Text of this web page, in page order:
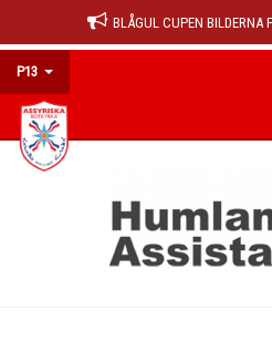
BLÅGUL CUPEN BILDERNA
P13
HEM